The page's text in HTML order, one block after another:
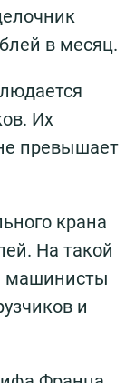
в месяц.
Их
превышает
крана
На такой
машинисты
и